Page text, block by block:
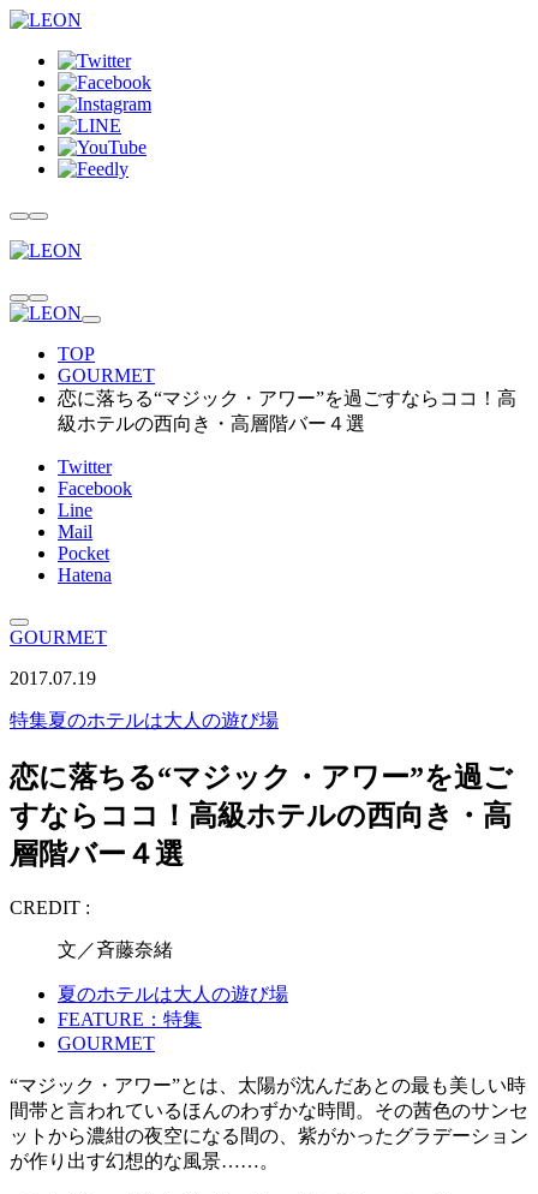
TOP
GOURMET
恋に落ちる“マジック・アワー”を過ごすならココ！高
級ホテルの西向き・高層階バー４選
Twitter
Facebook
Line
Mail
Pocket
Hatena
GOURMET
2017.07.19
特集夏のホテルは大人の遊び場
恋に落ちる“マジック・アワー”を過ご
すならココ！高級ホテルの西向き・高
層階バー４選
CREDIT :
文／斉藤奈緒
夏のホテルは大人の遊び場
FEATURE：特集
GOURMET
“マジック・アワー”とは、太陽が沈んだあとの最も美しい時
間帯と言われているほんのわずかな時間。その茜色のサンセ
ットから濃紺の夜空になる間の、紫がかったグラデーション
が作り出す幻想的な風景……。